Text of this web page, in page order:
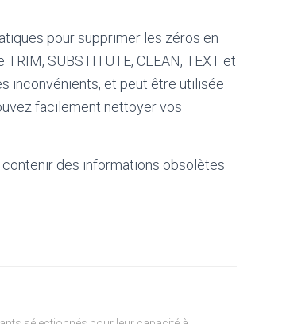
pour supprimer les zéros en
SUBSTITUTE, CLEAN, TEXT et
inconvénients, et peut être utilisée
facilement nettoyer vos
contenir des informations obsolètes